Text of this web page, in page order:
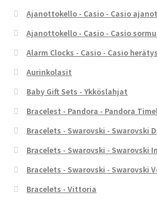
Ajanottokello - Casio - Casio
Ajanottokello - Casio - Casio
Alarm Clocks - Casio - Casio
Aurinkolasit
Baby Gift Sets - Ykköslahjat
Bracelest - Pandora - Pandora
Bracelets - Swarovski - Swarovski
Bracelets - Swarovski - Swarovski
Bracelets - Swarovski - Swarovski
Bracelets - Vittoria